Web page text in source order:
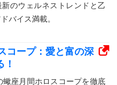
新のウェルネストレンドと乙
バイス満載。
コープ：愛と富の深
蠍座月間ホロスコープを徹底